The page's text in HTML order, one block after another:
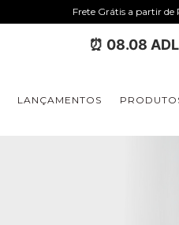
Frete Grátis a partir de
⏰ 08.08
LANÇAMENTOS